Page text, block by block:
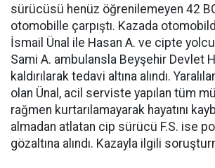
sürücüsü henüz öğrenilemeyen 42
otomobille çarpıştı. Kazada
İsmail Ünal ile Hasan A. ve cipte
Sami A. ambulansla Beyşehir Devlet
kaldırılarak tedavi altına alındı.
olan Ünal, acil serviste yapılan tüm
rağmen kurtarılamayarak hayatını
almadan atlatan cip sürücü F.S. ise
gözaltına alındı. Kazayla ilgili